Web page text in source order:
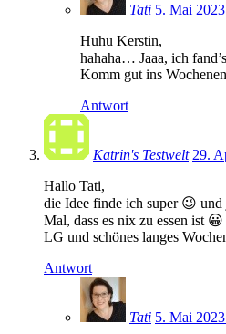
Tati 5. Mai
Huhu Kerstin,
hahaha… Jaaa, ich
Komm gut ins
Antwort
Katrin's Testwelt 29.
Hallo Tati,
die Idee finde ich super 😉 und
Mal, dass es nix zu essen ist 😀
LG und schönes langes
Antwort
Tati 5. Mai